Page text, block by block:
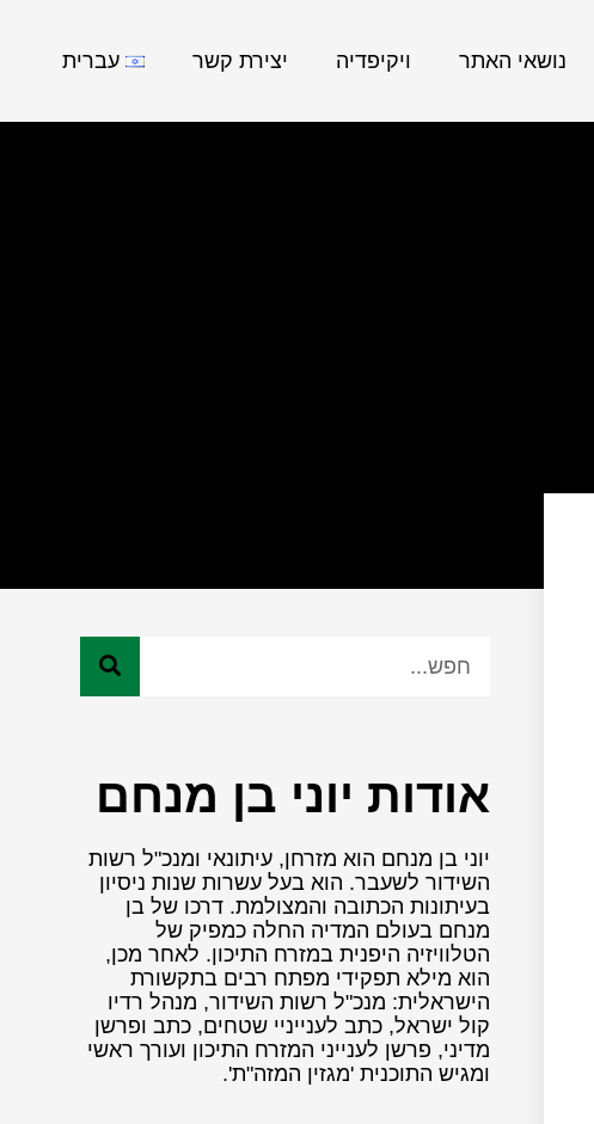
נושאי האתר ויקיפדיה יצירת קשר עברית
אודות יוני בן מנחם
יוני בן מנחם הוא מזרחן, עיתונאי ומנכ"ל רשות
השידור לשעבר. הוא בעל עשרות שנות ניסיון
בעיתונות הכתובה והמצולמת. דרכו של בן
מנחם בעולם המדיה החלה כמפיק של
הטלוויזיה היפנית במזרח התיכון. לאחר מכן,
הוא מילא תפקידי מפתח רבים בתקשורת
הישראלית: מנכ"ל רשות השידור, מנהל רדיו
קול ישראל, כתב לענייניי שטחים, כתב ופרשן
מדיני, פרשן לענייני המזרח התיכון ועורך ראשי
ומגיש התוכנית 'מגזין המזה"ת'.